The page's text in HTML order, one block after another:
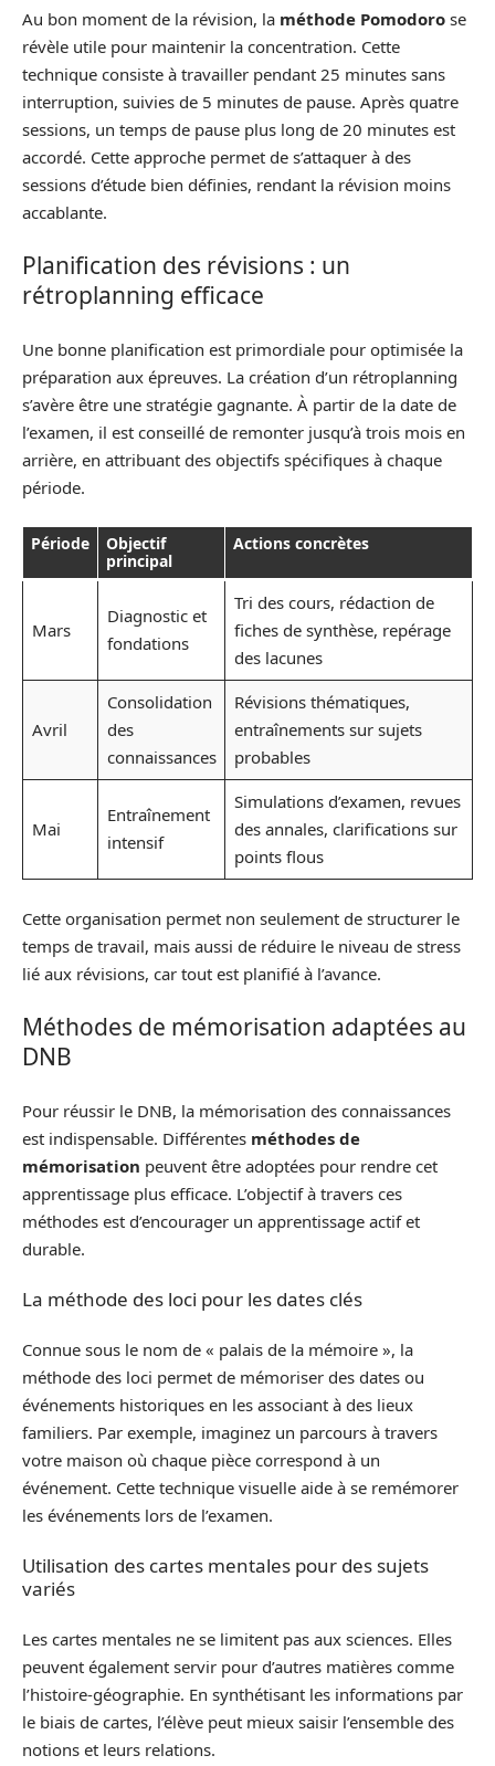
Au bon moment de la révision, la méthode Pomodoro se
révèle utile pour maintenir la concentration. Cette
technique consiste à travailler pendant 25 minutes sans
interruption, suivies de 5 minutes de pause. Après quatre
sessions, un temps de pause plus long de 20 minutes est
accordé. Cette approche permet de s’attaquer à des
sessions d’étude bien définies, rendant la révision moins
accablante.
Planification des révisions : un
rétroplanning efficace
Une bonne planification est primordiale pour optimisée la
préparation aux épreuves. La création d’un rétroplanning
s’avère être une stratégie gagnante. À partir de la date de
l’examen, il est conseillé de remonter jusqu’à trois mois en
arrière, en attribuant des objectifs spécifiques à chaque
période.
Période
Objectif
principal
Actions concrètes
Mars
Diagnostic et
fondations
Tri des cours, rédaction de
fiches de synthèse, repérage
des lacunes
Avril
Consolidation
des
connaissances
Révisions thématiques,
entraînements sur sujets
probables
Mai
Entraînement
intensif
Simulations d’examen, revues
des annales, clarifications sur
points flous
Cette organisation permet non seulement de structurer le
temps de travail, mais aussi de réduire le niveau de stress
lié aux révisions, car tout est planifié à l’avance.
Méthodes de mémorisation adaptées au
DNB
Pour réussir le DNB, la mémorisation des connaissances
est indispensable. Différentes méthodes de
mémorisation peuvent être adoptées pour rendre cet
apprentissage plus efficace. L’objectif à travers ces
méthodes est d’encourager un apprentissage actif et
durable.
La méthode des loci pour les dates clés
Connue sous le nom de « palais de la mémoire », la
méthode des loci permet de mémoriser des dates ou
événements historiques en les associant à des lieux
familiers. Par exemple, imaginez un parcours à travers
votre maison où chaque pièce correspond à un
événement. Cette technique visuelle aide à se remémorer
les événements lors de l’examen.
Utilisation des cartes mentales pour des sujets
variés
Les cartes mentales ne se limitent pas aux sciences. Elles
peuvent également servir pour d’autres matières comme
l’histoire-géographie. En synthétisant les informations par
le biais de cartes, l’élève peut mieux saisir l’ensemble des
notions et leurs relations.